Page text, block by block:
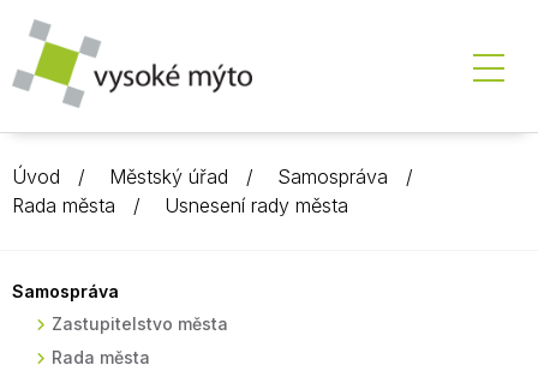
Úvod Městský úřad
Samospráva
Rada města
Usnesení rady města
Samospráva
Zastupitelstvo města
Rada města